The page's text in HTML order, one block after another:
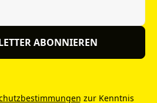
ABONNIEREN
zur Kenntnis